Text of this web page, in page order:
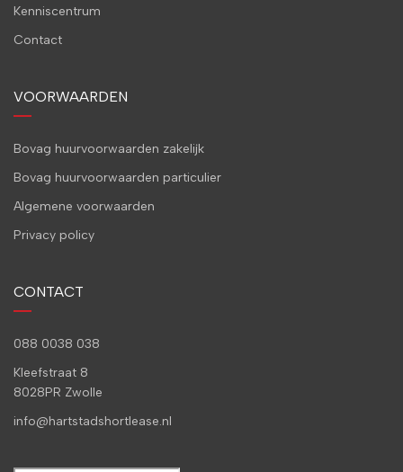
Kenniscentrum
Contact
VOORWAARDEN
Bovag huurvoorwaarden zakelijk
Bovag huurvoorwaarden particulier
Algemene voorwaarden
Privacy policy
CONTACT
088 0038 038
Kleefstraat 8
8028PR Zwolle
info@hartstadshortlease.nl